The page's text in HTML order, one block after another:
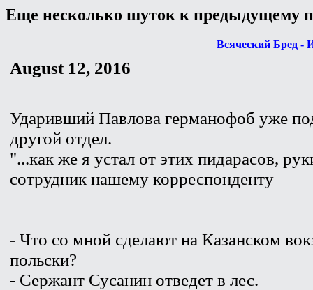
Еще несколько шуток к предыдущему
Всяческий Бред -
August 12, 2016
Ударивший Павлова германофоб уже
другой отдел.
"...как же я устал от этих пидарасов,
сотрудник нашему корреспонденту
- Что со мной сделают на Казанском
польски?
- Сержант Сусанин отведет в лес.